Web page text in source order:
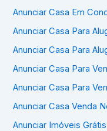
Anunciar Casa Em
Anunciar Casa Para
Anunciar Casa Para
Anunciar Casa Para
Anunciar Casa Para
Anunciar Casa Venda
Anunciar Imóveis Grátis